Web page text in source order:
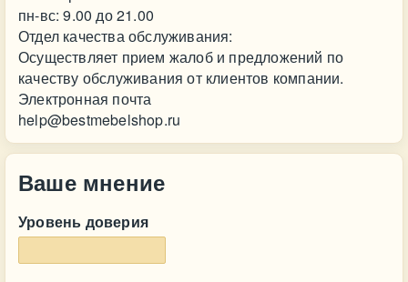
пн-вс: 9.00 до 21.00
Отдел качества обслуживания:
Осуществляет прием жалоб и предложений по
качеству обслуживания от клиентов компании.
Электронная почта
help@bestmebelshop.ru
Ваше мнение
Уровень доверия